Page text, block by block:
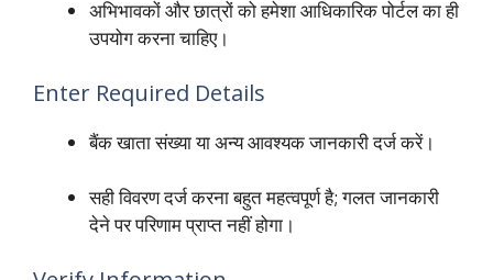
अभिभावकों और छात्रों को हमेशा आधिकारिक पोर्टल का ही
उपयोग करना चाहिए।
Enter Required Details
बैंक खाता संख्या या अन्य आवश्यक जानकारी दर्ज करें।
सही विवरण दर्ज करना बहुत महत्वपूर्ण है; गलत जानकारी
देने पर परिणाम प्राप्त नहीं होगा।